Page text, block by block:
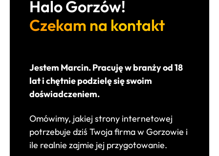
Halo Gorzów!
Czekam na kontakt
Jestem Marcin. Pracuję w branży od 18
lat i chętnie podzielę się swoim
doświadczeniem.
Omówimy, jakiej strony internetowej
potrzebuje dziś Twoja firma w Gorzowie i
ile realnie zajmie jej przygotowanie.